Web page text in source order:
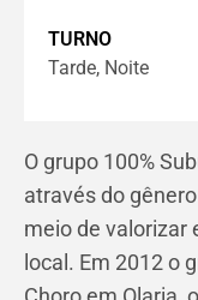
O grupo 100%
através do
meio de valorizar
local. Em 2012 o
TURNO
Tarde, Noite